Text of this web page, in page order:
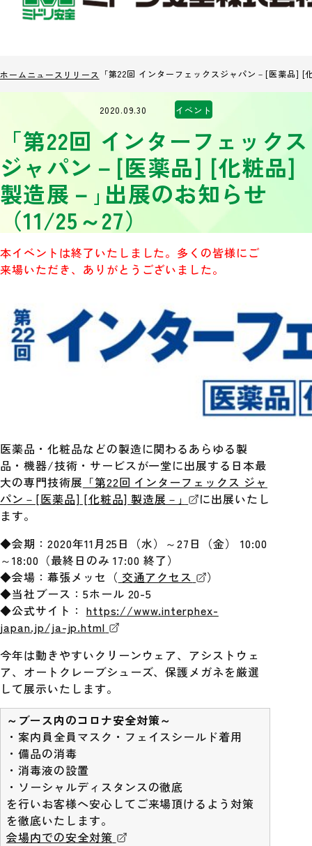
ホームニュースリリース 「第22回 インターフェックスジャパン－[医薬品]
2020.09.30 イベント
「第22回 インターフェックス
ジャパン－[医薬品] [化粧品]
製造展－｣出展のお知らせ
（11/25～27）
本イベントは終了いたしました。多くの皆様にご
来場いただき、ありがとうございました。
医薬品・化粧品などの製造に関わるあらゆる製
品・機器/技術・サービスが一堂に出展する日本最
大の専門技術展 「第22回 インターフェックス ジャ
パン－[医薬品] [化粧品] 製造展－｣
に出展いたし
ます。
◆会期：2020年11月25日（水）～27日（金） 10:00
～18:00（最終日のみ 17:00 終了）
◆会場：幕張メッセ（ 交通アクセス
）
◆当社ブース：5ホール 20-5
◆公式サイト： https://www.interphex-
japan.jp/ja-jp.html
今年は動きやすいクリーンウェア、アシストウェ
ア、オートクレーブシューズ、保護メガネを厳選
して展示いたします。
～ブース内のコロナ安全対策～
・案内員全員マスク・フェイスシールド着用
・備品の消毒
・消毒液の設置
・ソーシャルディスタンスの徹底
を行いお客様へ安心してご来場頂けるよう対策
を徹底いたします。
会場内での安全対策